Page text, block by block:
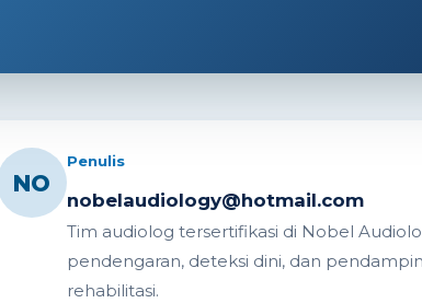
NO
Penulis
nobelaudiology@hotmail.com
Tim audiolog tersertifikasi di Nobel
pendengaran, deteksi dini, dan
rehabilitasi.